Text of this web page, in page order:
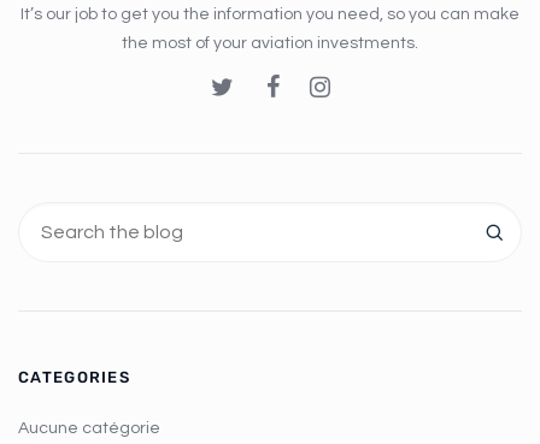
It’s our job to get you the information you need, so you can make
the most of your aviation investments.
CATEGORIES
Aucune catégorie